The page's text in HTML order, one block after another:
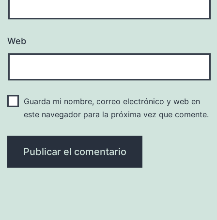
Web
Guarda mi nombre, correo electrónico y web en
este navegador para la próxima vez que comente.